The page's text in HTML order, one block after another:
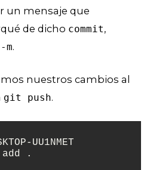
un mensaje que
de dicho commit,
-m.
nuestros cambios al
git push.
UU1NMET
.